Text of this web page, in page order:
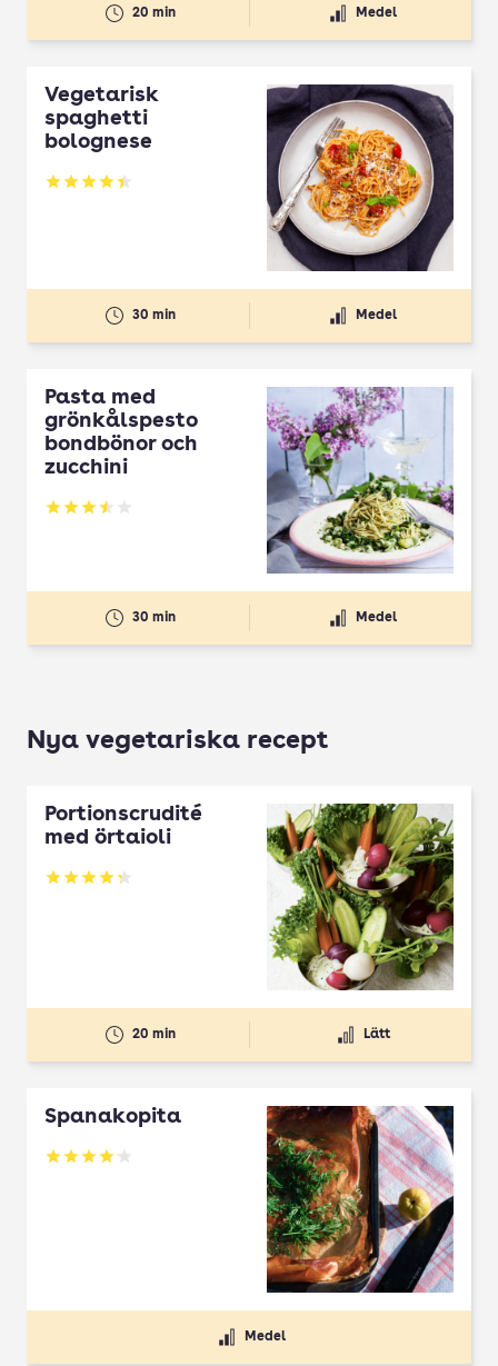
20 min Medel
Vegetarisk
spaghetti
bolognese
Betyg: 4.43 av 5
30 min Medel
Pasta med
grönkålspesto
bondbönor och
zucchini
Betyg: 3.53 av 5
30 min Medel
Nya vegetariska recept
Portionscrudité
med örtaioli
Betyg: 4.27 av 5
20 min Lätt
Spanakopita
Betyg: 4.1 av 5
Medel